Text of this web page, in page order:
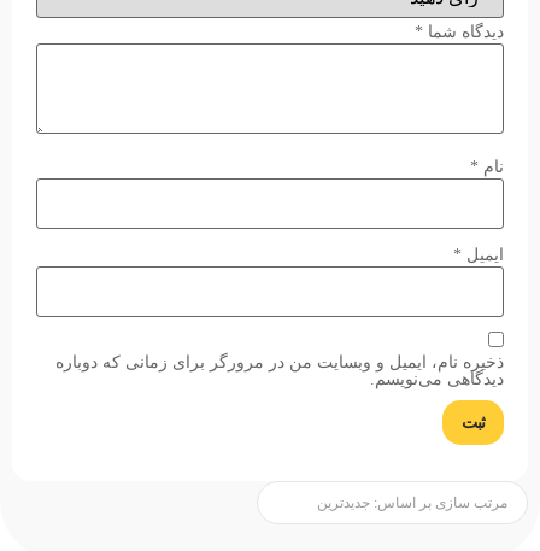
دیدگاه شما *
نام *
ایمیل *
ذخیره نام، ایمیل و وبسایت من در مرورگر برای زمانی که دوباره
دیدگاهی می‌نویسم.